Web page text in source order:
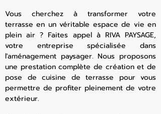
Vous cherchez à transformer votre
terrasse en un véritable espace de vie en
plein air ? Faites appel à RIVA PAYSAGE,
votre entreprise spécialisée dans
l'aménagement paysager. Nous proposons
une prestation complète de création et de
pose de cuisine de terrasse pour vous
permettre de profiter pleinement de votre
extérieur.